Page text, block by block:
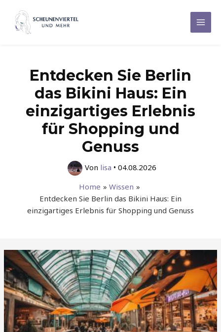
Inhalt
springen
Main
Entdecken Sie Berlin
das Bikini Haus: Ein
einzigartiges Erlebnis
für Shopping und
Genuss
Von lisa • 04.08.2026
Home
Wissen
Entdecken Sie Berlin das Bikini Haus: Ein
einzigartiges Erlebnis für Shopping und Genuss